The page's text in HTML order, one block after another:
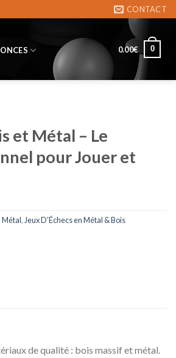
CONTACT
0.00€ 0
et Métal – Le
pour Jouer et
Métal, Jeux D’Échecs en Métal & Bois
de qualité : bois massif et métal.